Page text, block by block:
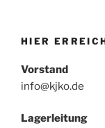
HIER
Vorstand
info@kjko.de
Lagerleitung